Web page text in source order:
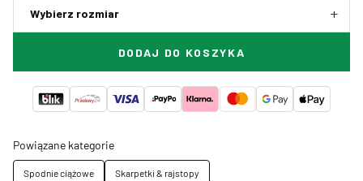
Wybierz rozmiar
DODAJ DO KOSZYKA
Powiązane kategorie
Spodnie ciążowe Skarpetki & rajstopy